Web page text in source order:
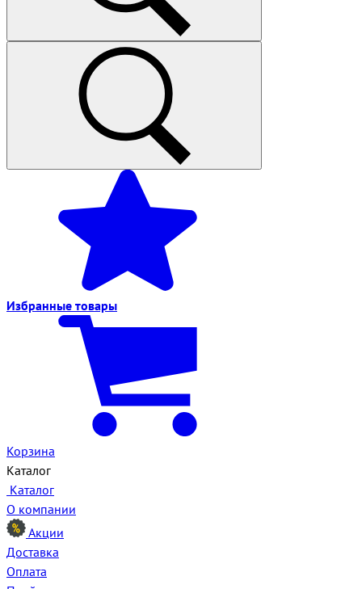
Избранные товары
Корзина
Каталог
Каталог
О компании
Акции
Доставка
Оплата